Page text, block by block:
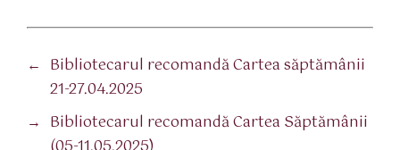
← Bibliotecarul recomandă Cartea săptămânii
21-27.04.2025
→ Bibliotecarul recomandă Cartea Săptămânii